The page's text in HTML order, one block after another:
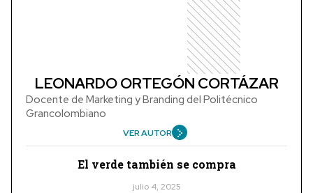
LEONARDO ORTEGÓN CORTÁZAR
Docente de Marketing y Branding del Politécnico
Grancolombiano
VER AUTOR
El verde también se compra
julio 4, 2025